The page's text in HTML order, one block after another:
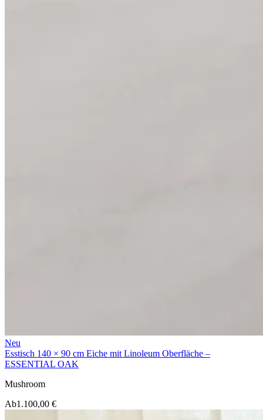
Neu
Esstisch 140 × 90 cm Eiche mit Linoleum Oberfläche –
ESSENTIAL OAK
Mushroom
Ab1.100,00 €